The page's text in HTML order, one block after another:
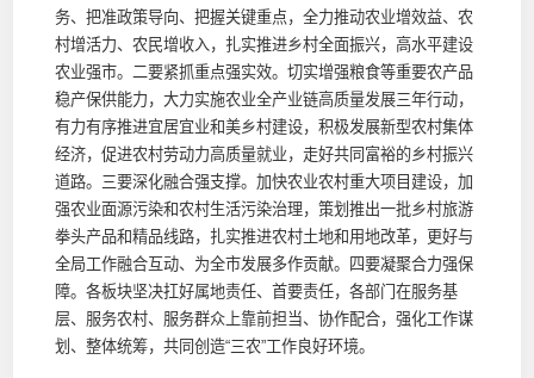
务、把准政策导向、把握关键重点，全力推动农业增效益、农
村增活力、农民增收入，扎实推进乡村全面振兴，高水平建设
农业强市。二要紧抓重点强实效。切实增强粮食等重要农产品
稳产保供能力，大力实施农业全产业链高质量发展三年行动，
有力有序推进宜居宜业和美乡村建设，积极发展新型农村集体
经济，促进农村劳动力高质量就业，走好共同富裕的乡村振兴
道路。三要深化融合强支撑。加快农业农村重大项目建设，加
强农业面源污染和农村生活污染治理，策划推出一批乡村旅游
拳头产品和精品线路，扎实推进农村土地和用地改革，更好与
全局工作融合互动、为全市发展多作贡献。四要凝聚合力强保
障。各板块坚决扛好属地责任、首要责任，各部门在服务基
层、服务农村、服务群众上靠前担当、协作配合，强化工作谋
划、整体统筹，共同创造“三农”工作良好环境。